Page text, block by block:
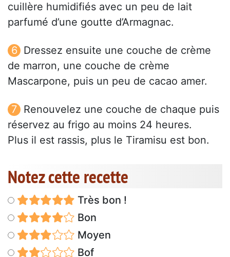
cuillère humidifiés avec un peu de lait
parfumé d’une goutte d’Armagnac.
Dressez ensuite une couche de crème
de marron, une couche de crème
Mascarpone, puis un peu de cacao amer.
Renouvelez une couche de chaque puis
réservez au frigo au moins 24 heures.
Plus il est rassis, plus le Tiramisu est bon.
Notez cette recette
Très bon !
Bon
Moyen
Bof